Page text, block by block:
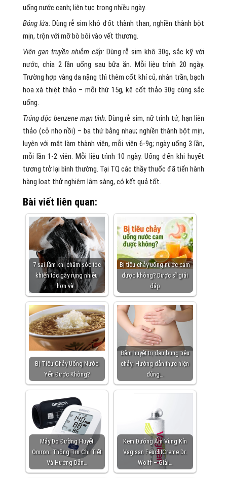
uống nước canh; liên tục trong nhiều ngày.
Bỏng lửa:Dùng rễ sim khô đốt thành than, nghiền thành bột
mịn, trộn với mỡ bò bôi vào vết thương.
Viên gan truyền nhiễm cấp:Dùng rễ sim khô 30g, sắc kỹ với
nước, chia 2 lần uống sau bữa ăn. Mỗi liệu trình 20 ngày.
Trường hợp vàng da nặng thì thêm cốt khí củ, nhân trần, bạch
hoa xà thiệt thảo – mỗi thứ 15g, kê cốt thảo 30g cùng sắc
uống.
Trúng độc benzene mạn tính: Dùng rễ sim, nữ trinh tử, hạn liên
thảo (cỏ nhọ nồi) – ba thứ bằng nhau; nghiền thành bột mịn,
luyện với mật làm thành viên, mỗi viên 6-9g; ngày uống 3 lần,
mỗi lần 1-2 viên. Mỗi liệu trình 10 ngày. Uống đến khi huyết
tương trở lại bình thường. Tại TQ các thầy thuốc đã tiến hành
hàng loạt thử nghiệm lâm sàng, có kết quả tốt.
Bài viết liên quan:
7 sai lầm khi chăm sóc tóc
khiến tóc gãy rụng nhiều
hơn và…
Bị tiêu chảy uống nước cam
được không? Dược sĩ giải
đáp
Bị Tiêu Chảy Uống Nước
Yến Được Không?
Bấm huyệt trị đau bụng tiêu
chảy: Hướng dẫn thực hiện
đúng…
Máy Đo Đường Huyết
Omron: Thông Tin Chi Tiết
Và Hướng Dẫn…
Kem Dưỡng Ẩm Vùng Kín
Vagisan FeuchtCreme Dr.
Wolff – Giải…